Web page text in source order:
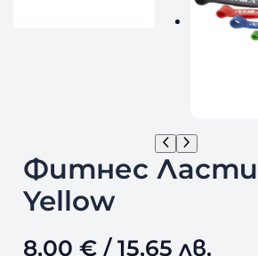
Фитнес
Yellow
8,00 €/ 15,65 лв.